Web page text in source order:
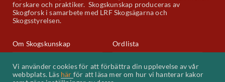
forskare och praktiker. Skogskunskap produceras av
Skogforsk i samarbete med LRF Skogsägarna och
Skogsstyrelsen.
Om Skogskunskap Ordlista
Kakor (cookies)
Vi använder cookies för att förbättra din upplevelse av vår
webbplats. Läs här för att läsa mer om hur vi hanterar kakor